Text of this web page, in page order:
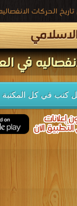
الحركات
في
كتب في كل المكتبة